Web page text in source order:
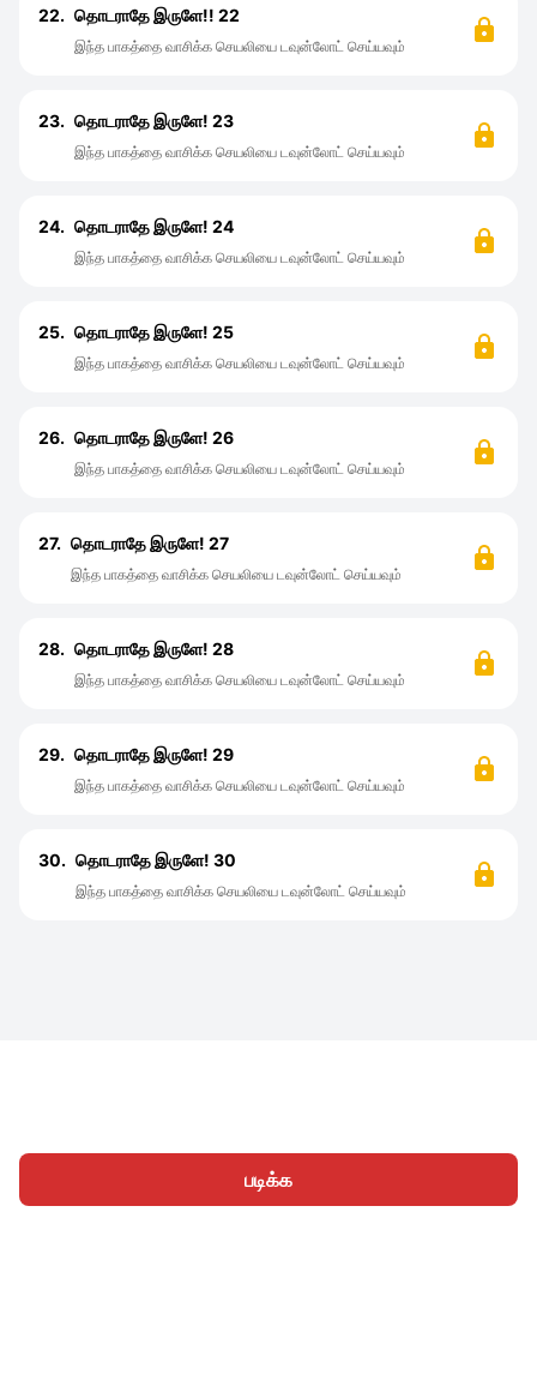
படிக்க
22. தொடராதே இருளே!! 22
இந்த பாகத்தை வாசிக்க செயலியை டவுன்லோட் செய்யவும்
23. தொடராதே இருளே! 23
இந்த பாகத்தை வாசிக்க செயலியை டவுன்லோட் செய்யவும்
24. தொடராதே இருளே! 24
இந்த பாகத்தை வாசிக்க செயலியை டவுன்லோட் செய்யவும்
25. தொடராதே இருளே! 25
இந்த பாகத்தை வாசிக்க செயலியை டவுன்லோட் செய்யவும்
26. தொடராதே இருளே! 26
இந்த பாகத்தை வாசிக்க செயலியை டவுன்லோட் செய்யவும்
27. தொடராதே இருளே! 27
இந்த பாகத்தை வாசிக்க செயலியை டவுன்லோட் செய்யவும்
28. தொடராதே இருளே! 28
இந்த பாகத்தை வாசிக்க செயலியை டவுன்லோட் செய்யவும்
29. தொடராதே இருளே! 29
இந்த பாகத்தை வாசிக்க செயலியை டவுன்லோட் செய்யவும்
30. தொடராதே இருளே! 30
இந்த பாகத்தை வாசிக்க செயலியை டவுன்லோட் செய்யவும்
முகப்பு வகைகள் எழுத கட்டுரைகள் உள்நுழைக